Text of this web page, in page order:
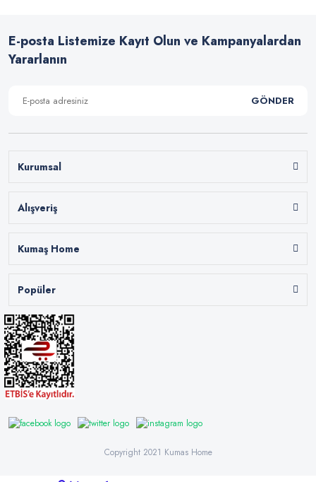
E-posta Listemize Kayıt Olun ve Kampanyalardan
Yararlanın
GÖNDER
Kurumsal
Alışveriş
Kumaş Home
Popüler
Copyright 2021 Kumas Home